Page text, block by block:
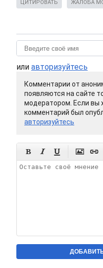
ЦИТИРОВАТЬ ЖАЛОБА
или авторизуйтесь
Комментарии от
появляются на сайте
модератором. Если вы
комментарий был
авторизуйтесь
    